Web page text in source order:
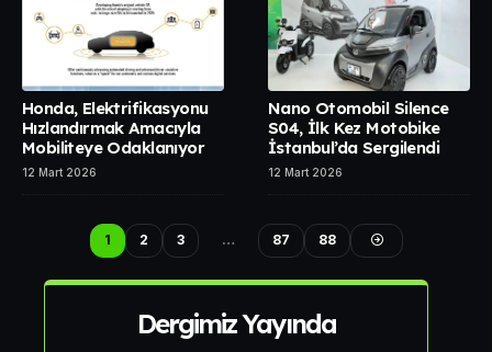
Honda, Elektrifikasyonu
Hızlandırmak Amacıyla
Mobiliteye Odaklanıyor
12 Mart 2026
Nano Otomobil Silence
S04, İlk Kez Motobike
İstanbul’da Sergilendi
12 Mart 2026
1 2 3 … 87 88
Dergimiz Yayında